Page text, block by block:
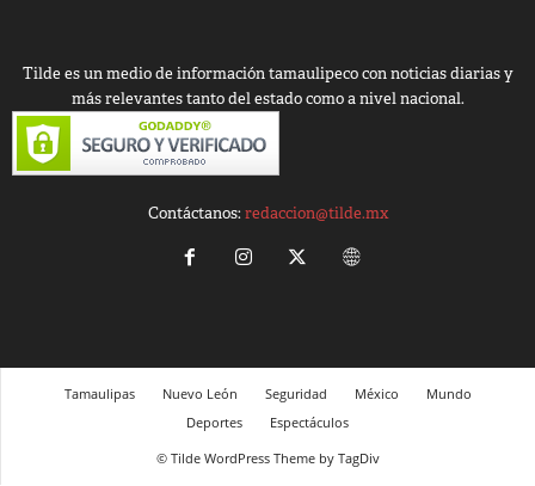
Tilde es un medio de información tamaulipeco con noticias diarias y
más relevantes tanto del estado como a nivel nacional.
Contáctanos:redaccion@tilde.mx
Tamaulipas Nuevo León Seguridad México
Mundo
Deportes
Espectáculos
© Tilde WordPress Theme by TagDiv